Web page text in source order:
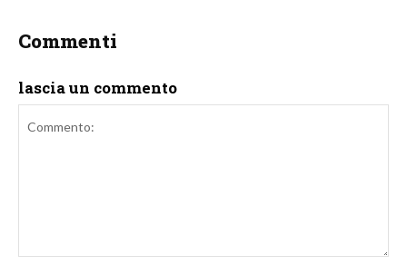
Commenti
lascia un commento